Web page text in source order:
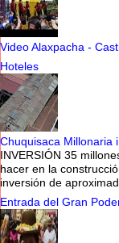
Video Alaxpacha -
Hoteles
Chuquisaca Millonaria
INVERSIÓN 35
hacer en la
inversión de
Entrada del Gran